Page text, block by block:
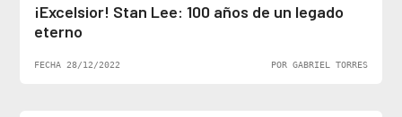
¡Excelsior! Stan Lee: 100 años de un legado
eterno
FECHA 28/12/2022 POR GABRIEL TORRES